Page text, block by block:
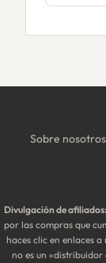
Sobre nosotros
Divulgación de afiliados:
por las compras que
haces clic en enlaces
no es un